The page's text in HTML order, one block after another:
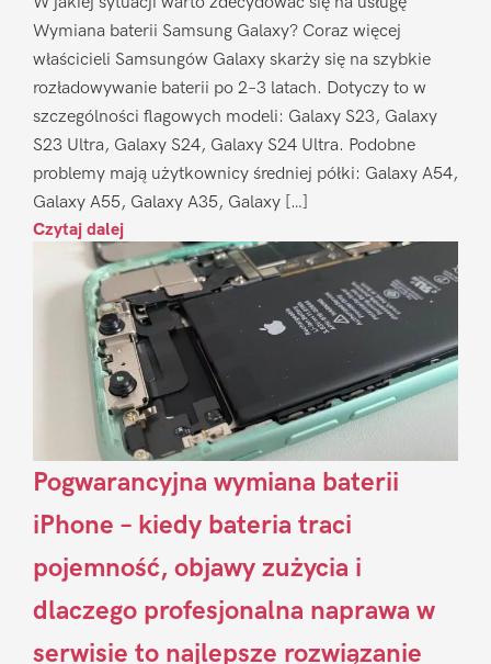
Wymiana baterii Samsung Galaxy? Coraz więcej
właścicieli Samsungów Galaxy skarży się na szybkie
rozładowywanie baterii po 2–3 latach. Dotyczy to w
szczególności flagowych modeli: Galaxy S23, Galaxy
S23 Ultra, Galaxy S24, Galaxy S24 Ultra. Podobne
problemy mają użytkownicy średniej półki: Galaxy A54,
Galaxy A55, Galaxy A35, Galaxy […]
Czytaj dalej
Pogwarancyjna wymiana baterii
iPhone – kiedy bateria traci
pojemność, objawy zużycia i
dlaczego profesjonalna naprawa w
serwisie to najlepsze rozwiązanie